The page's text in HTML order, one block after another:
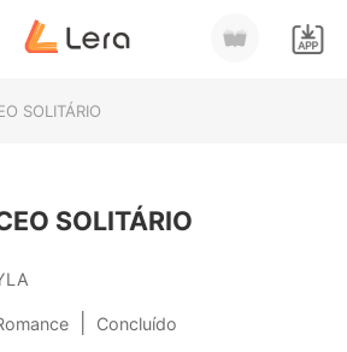
SOLITÁRIO
SOLITÁRIO
Concluído